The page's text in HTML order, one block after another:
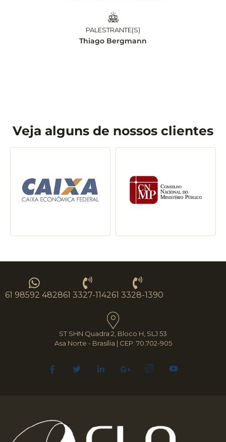
PALESTRANTE(S)
Thiago Bergmann
Veja alguns de nossos clientes
61 98592 482861 3327-114261 3328-1390
ST SHN Quadra 2, Bloco H, SLJ 53
Asa Norte - Brasília | CEP: 70.702-905